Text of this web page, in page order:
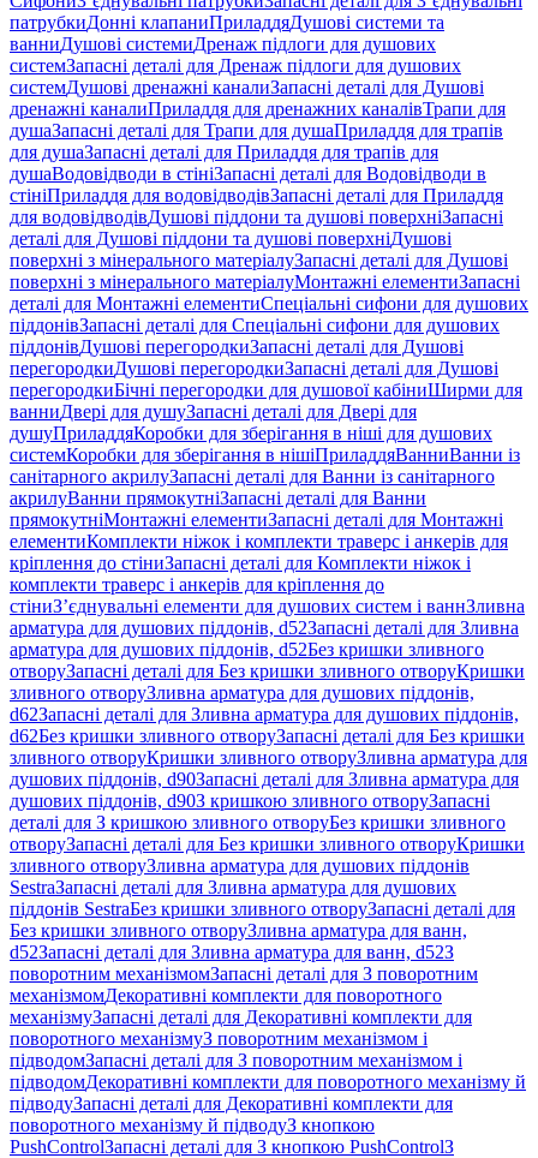
патрубкиДонні клапаниПриладдяДушові системи та
ванниДушові системиДренаж підлоги для душових
системЗапасні деталі для Дренаж підлоги для душових
системДушові дренажні каналиЗапасні деталі для Душові
дренажні каналиПриладдя для дренажних каналівТрапи для
душаЗапасні деталі для Трапи для душаПриладдя для трапів
для душаЗапасні деталі для Приладдя для трапів для
душаВодовідводи в стініЗапасні деталі для Водовідводи в
стініПриладдя для водовідводівЗапасні деталі для Приладдя
для водовідводівДушові піддони та душові поверхніЗапасні
деталі для Душові піддони та душові поверхніДушові
поверхні з мінерального матеріалуЗапасні деталі для Душові
поверхні з мінерального матеріалуМонтажні елементиЗапасні
деталі для Монтажні елементиСпеціальні сифони для душових
піддонівЗапасні деталі для Спеціальні сифони для душових
піддонівДушові перегородкиЗапасні деталі для Душові
перегородкиДушові перегородкиЗапасні деталі для Душові
перегородкиБічні перегородки для душової кабіниШирми для
ванниДвері для душуЗапасні деталі для Двері для
душуПриладдяКоробки для зберігання в ніші для душових
системКоробки для зберігання в нішіПриладдяВанниВанни із
санітарного акрилуЗапасні деталі для Ванни із санітарного
акрилуВанни прямокутніЗапасні деталі для Ванни
прямокутніМонтажні елементиЗапасні деталі для Монтажні
елементиКомплекти ніжок і комплекти траверс і анкерів для
кріплення до стіниЗапасні деталі для Комплекти ніжок і
комплекти траверс і анкерів для кріплення до
стіниЗ’єднувальні елементи для душових систем і ваннЗливна
арматура для душових піддонів, d52Запасні деталі для Зливна
арматура для душових піддонів, d52Без кришки зливного
отворуЗапасні деталі для Без кришки зливного отворуКришки
зливного отворуЗливна арматура для душових піддонів,
d62Запасні деталі для Зливна арматура для душових піддонів,
d62Без кришки зливного отворуЗапасні деталі для Без кришки
зливного отворуКришки зливного отворуЗливна арматура для
душових піддонів, d90Запасні деталі для Зливна арматура для
душових піддонів, d90З кришкою зливного отворуЗапасні
деталі для З кришкою зливного отворуБез кришки зливного
отворуЗапасні деталі для Без кришки зливного отворуКришки
зливного отворуЗливна арматура для душових піддонів
SestraЗапасні деталі для Зливна арматура для душових
піддонів SestraБез кришки зливного отворуЗапасні деталі для
Без кришки зливного отворуЗливна арматура для ванн,
d52Запасні деталі для Зливна арматура для ванн, d52З
поворотним механізмомЗапасні деталі для З поворотним
механізмомДекоративні комплекти для поворотного
механізмуЗапасні деталі для Декоративні комплекти для
поворотного механізмуЗ поворотним механізмом і
підводомЗапасні деталі для З поворотним механізмом і
підводомДекоративні комплекти для поворотного механізму й
підводуЗапасні деталі для Декоративні комплекти для
поворотного механізму й підводуЗ кнопкою
PushControlЗапасні деталі для З кнопкою PushControlЗ